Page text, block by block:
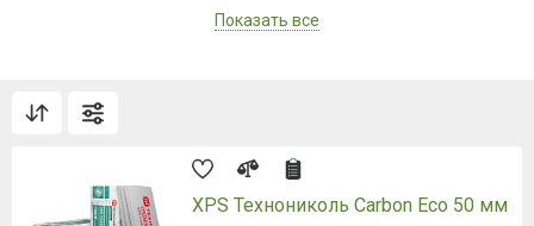
Показать все
XPS Технониколь Carbon Eco 50 мм